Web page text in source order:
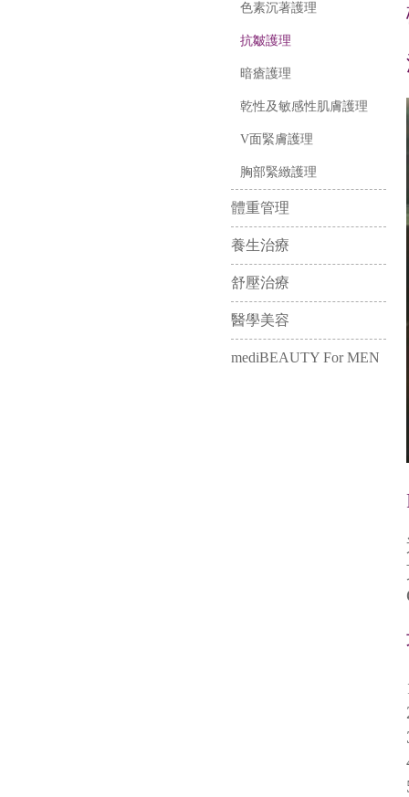
色素沉著護理
抗皺護理
暗瘡護理
乾性及敏感性肌膚護理
V面緊膚護理
胸部緊緻護理
體重管理
養生治療
舒壓治療
醫學美容
mediBEAUTY For MEN